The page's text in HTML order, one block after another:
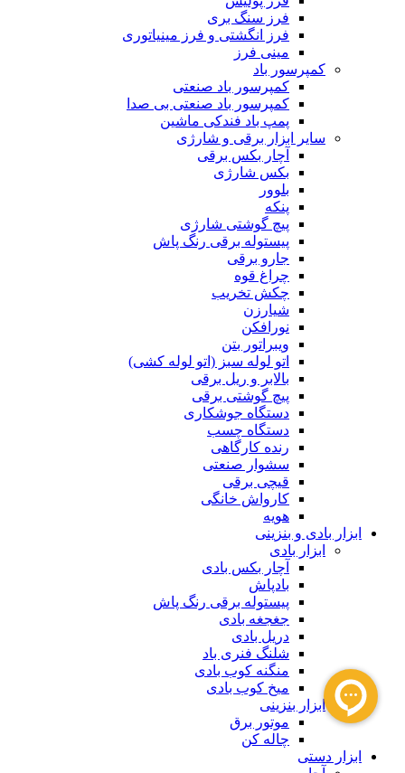
فرز سنگ بری
فرز انگشتی و فرز مینیاتوری
مینی فرز
کمپرسور باد
کمپرسور باد صنعتی
کمپرسور باد صنعتی بی صدا
پمپ باد فندکی ماشین
سایر ابزار برقی و شارژی
آچار بکس برقی
بکس شارژی
بلوور
پنکه
پیچ گوشتی شارژی
پیستوله برقی رنگ پاش
جارو برقی
چراغ قوه
چکش تخریب
شیارزن
نورافکن
ویبراتور بتن
اتو لوله سبز (اتو لوله کشی)
بالابر و ریل برقی
پیچ گوشتی برقی
دستگاه جوشکاری
دستگاه چسب
رنده کارگاهی
سشوار صنعتی
قیچی برقی
کارواش خانگی
هویه
ابزار بادی و بنزینی
ابزار بادی
آچار بکس بادی
بادپاش
پیستوله برقی رنگ پاش
جغجغه بادی
دریل بادی
شلنگ فنری باد
منگنه کوب بادی
میخ کوب بادی
ابزار بنزینی
موتور برق
چاله کن
ابزار دستی